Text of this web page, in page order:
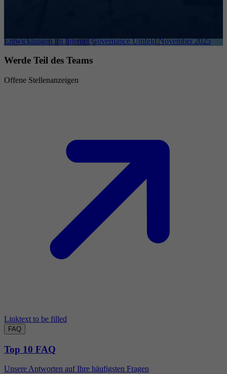
Entwicklungen im Internet Governance Umfeld November 2025
Werde Teil des Teams
Offene Stellenanzeigen
Linktext to be filled
FAQ
Top 10 FAQ
Unsere Antworten auf Ihre häufigsten Fragen